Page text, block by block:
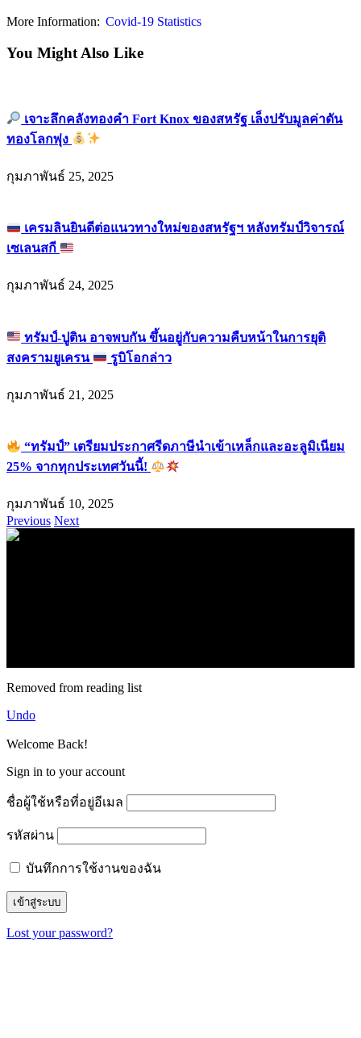
More Information: Covid-19 Statistics
You Might Also Like
เจาะลึกคลังทองคำ Fort Knox ของสหรัฐ เล็งปรับมูลค่าดัน
ทองโลกพุ่ง
กุมภาพันธ์ 25, 2025
เครมลินยินดีต่อแนวทางใหม่ของสหรัฐฯ หลังทรัมป์วิจารณ์
เซเลนสกี
กุมภาพันธ์ 24, 2025
ทรัมป์-ปูติน อาจพบกัน ขึ้นอยู่กับความคืบหน้าในการยุติ
สงครามยูเครน
รูบิโอกล่าว
กุมภาพันธ์ 21, 2025
“ทรัมป์” เตรียมประกาศรีดภาษีนำเข้าเหล็กและอะลูมิเนียม
25% จากทุกประเทศวันนี้!
กุมภาพันธ์ 10, 2025
Previous Next
Removed from reading list
Undo
Welcome Back!
Sign in to your account
ชื่อผู้ใช้หรือที่อยู่อีเมล
รหัสผ่าน
บันทึกการใช้งานของฉัน
Lost your password?